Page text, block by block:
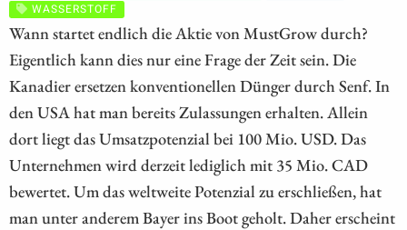
WASSERSTOFF
Wann startet endlich die Aktie von MustGrow durch?
Eigentlich kann dies nur eine Frage der Zeit sein. Die
Kanadier ersetzen konventionellen Dünger durch Senf. In
den USA hat man bereits Zulassungen erhalten. Allein
dort liegt das Umsatzpotenzial bei 100 Mio. USD. Das
Unternehmen wird derzeit lediglich mit 35 Mio. CAD
bewertet. Um das weltweite Potenzial zu erschließen, hat
man unter anderem Bayer ins Boot geholt. Daher erscheint